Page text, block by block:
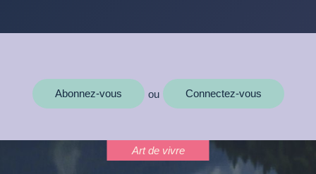
Abonnez-vous ou Connectez-vous
Art de vivre